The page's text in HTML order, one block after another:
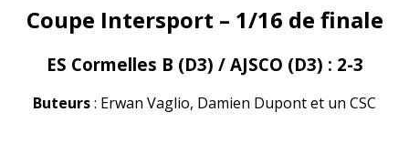
Coupe Intersport – 1/16 de finale
ES Cormelles B (D3) / AJSCO (D3) : 2-3
Buteurs: Erwan Vaglio, Damien Dupont et un CSC